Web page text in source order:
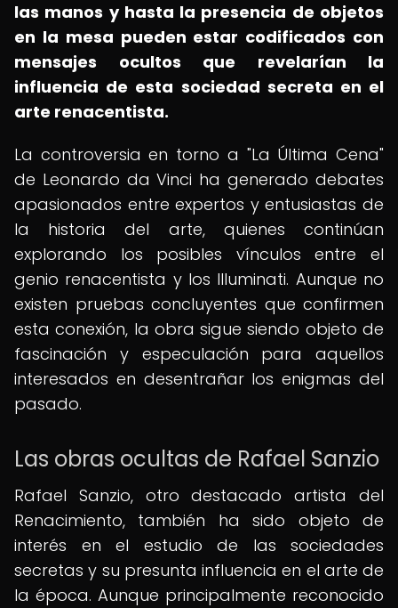
las manos y hasta la presencia de objetos
en la mesa pueden estar codificados con
mensajes ocultos que revelarían la
influencia de esta sociedad secreta en el
arte renacentista.
La controversia en torno a "La Última Cena"
de Leonardo da Vinci ha generado debates
apasionados entre expertos y entusiastas de
la historia del arte, quienes continúan
explorando los posibles vínculos entre el
genio renacentista y los Illuminati. Aunque no
existen pruebas concluyentes que confirmen
esta conexión, la obra sigue siendo objeto de
fascinación y especulación para aquellos
interesados en desentrañar los enigmas del
pasado.
Las obras ocultas de Rafael Sanzio
Rafael Sanzio, otro destacado artista del
Renacimiento, también ha sido objeto de
interés en el estudio de las sociedades
secretas y su presunta influencia en el arte de
la época. Aunque principalmente reconocido